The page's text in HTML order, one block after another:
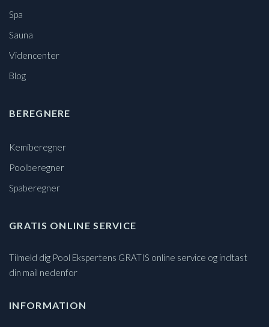
Spa
Sauna
Videncenter
Blog
BEREGNERE
Kemiberegner
Poolberegner
Spaberegner
GRATIS ONLINE SERVICE
Tilmeld dig Pool Ekspertens GRATIS online service og indtast
din mail nedenfor
INFORMATION